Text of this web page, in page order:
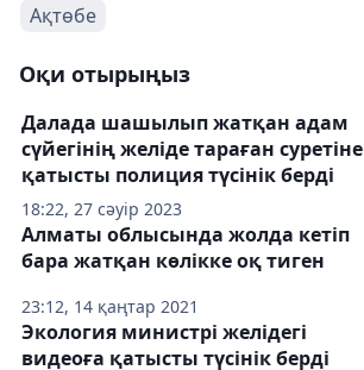
Ақтөбе
Оқи отырыңыз
18:22, 27 сәуір 2023
Далада шашылып жатқан адам
сүйегінің желіде тараған суретіне
қатысты полиция түсінік берді
23:12, 14 қаңтар 2021
Алматы облысында жолда кетіп
бара жатқан көлікке оқ тиген
Экология министрі желідегі
видеоға қатысты түсінік берді